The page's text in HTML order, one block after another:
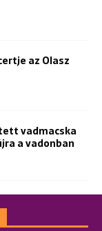
az Olasz
vadmacska
a vadonban